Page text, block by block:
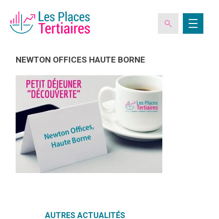
ESPACE ADHÉRENT
LES CLUBS DES PLACES TERTIAIRES
NEWTON OFFICES HAUTE BORNE
AUTRES ACTUALITÉS